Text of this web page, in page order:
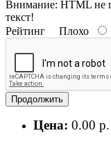
Внимание: HTML не
текст!
Рейтинг Плохо
Продолжить
Цена: 0.00 р.